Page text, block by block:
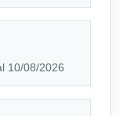
10/08/2026